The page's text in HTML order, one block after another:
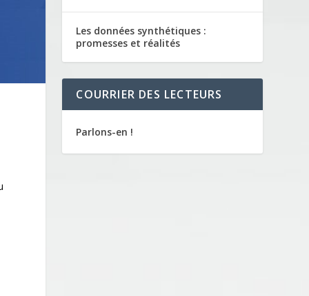
Les données synthétiques :
promesses et réalités
COURRIER DES LECTEURS
Parlons-en !